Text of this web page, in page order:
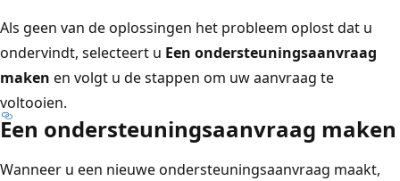
Als geen van de oplossingen het probleem oplost dat u
ondervindt, selecteert u Een ondersteuningsaanvraag
maken en volgt u de stappen om uw aanvraag te
voltooien.
Een ondersteuningsaanvraag maken
Wanneer u een nieuwe ondersteuningsaanvraag maakt,